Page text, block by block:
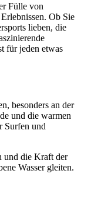
Fülle von
Ob Sie
lieben, die
für jeden etwas
besonders an der
und die warmen
Surfen und
und die Kraft der
Wasser gleiten.